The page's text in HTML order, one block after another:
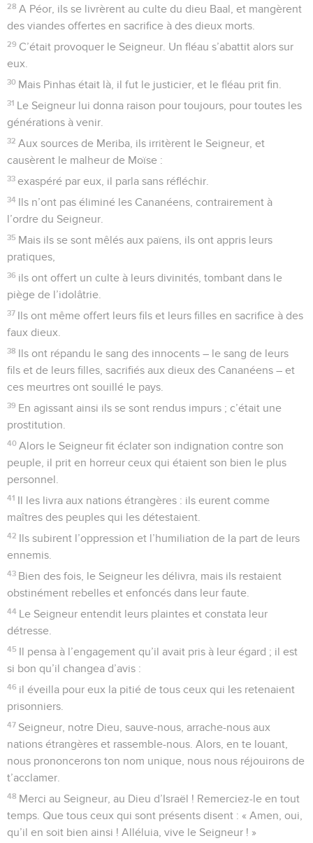
28 A Péor, ils se livrèrent au culte du dieu Baal, et mangèrent
des viandes offertes en sacrifice à des dieux morts.
29 C’était provoquer le Seigneur. Un fléau s’abattit alors sur
eux.
30 Mais Pinhas était là, il fut le justicier, et le fléau prit fin.
31 Le Seigneur lui donna raison pour toujours, pour toutes les
générations à venir.
32 Aux sources de Meriba, ils irritèrent le Seigneur, et
causèrent le malheur de Moïse :
33 exaspéré par eux, il parla sans réfléchir.
34 Ils n’ont pas éliminé les Cananéens, contrairement à
l’ordre du Seigneur.
35 Mais ils se sont mêlés aux païens, ils ont appris leurs
pratiques,
36 ils ont offert un culte à leurs divinités, tombant dans le
piège de l’idolâtrie.
37 Ils ont même offert leurs fils et leurs filles en sacrifice à des
faux dieux.
38 Ils ont répandu le sang des innocents – le sang de leurs
fils et de leurs filles, sacrifiés aux dieux des Cananéens – et
ces meurtres ont souillé le pays.
39 En agissant ainsi ils se sont rendus impurs ; c’était une
prostitution.
40 Alors le Seigneur fit éclater son indignation contre son
peuple, il prit en horreur ceux qui étaient son bien le plus
personnel.
41 Il les livra aux nations étrangères : ils eurent comme
maîtres des peuples qui les détestaient.
42 Ils subirent l’oppression et l’humiliation de la part de leurs
ennemis.
43 Bien des fois, le Seigneur les délivra, mais ils restaient
obstinément rebelles et enfoncés dans leur faute.
44 Le Seigneur entendit leurs plaintes et constata leur
détresse.
45 Il pensa à l’engagement qu’il avait pris à leur égard ; il est
si bon qu’il changea d’avis :
46 il éveilla pour eux la pitié de tous ceux qui les retenaient
prisonniers.
47 Seigneur, notre Dieu, sauve-nous, arrache-nous aux
nations étrangères et rassemble-nous. Alors, en te louant,
nous prononcerons ton nom unique, nous nous réjouirons de
t’acclamer.
48 Merci au Seigneur, au Dieu d’Israël ! Remerciez-le en tout
temps. Que tous ceux qui sont présents disent : « Amen, oui,
qu’il en soit bien ainsi ! Alléluia, vive le Seigneur ! »